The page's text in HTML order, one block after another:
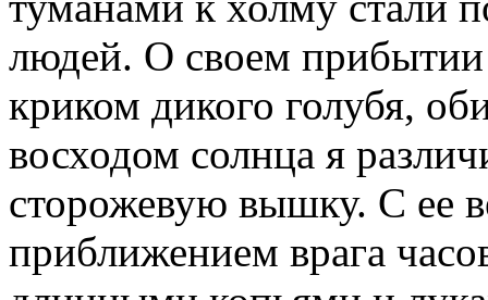
людей. О своем
криком дикого голубя,
восходом солнца я
сторожевую вышку. С ее
приближением врага